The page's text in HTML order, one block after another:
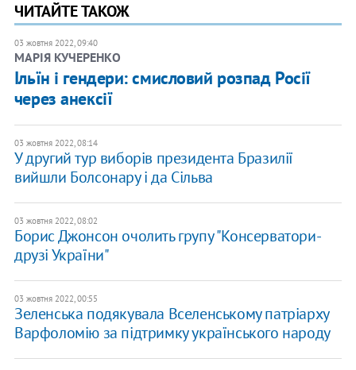
ЧИТАЙТЕ ТАКОЖ
03 жовтня 2022, 09:40
МАРІЯ КУЧЕРЕНКО
Ільїн і гендери: смисловий розпад Росії
через анексії
03 жовтня 2022, 08:14
У другий тур виборів президента Бразилії
вийшли Болсонару і да Сільва
03 жовтня 2022, 08:02
Борис Джонсон очолить групу "Консерватори-
друзі України"
03 жовтня 2022, 00:55
Зеленська подякувала Вселенському патріарху
Варфоломію за підтримку українського народу